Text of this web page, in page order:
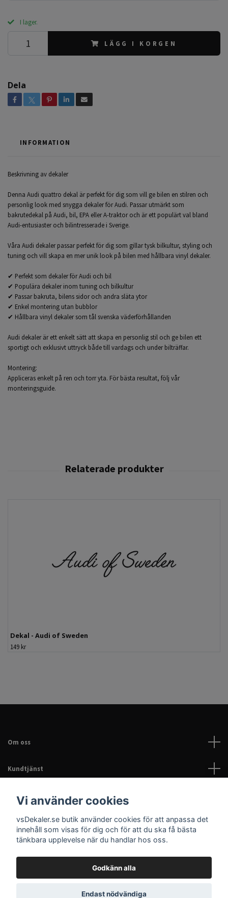
I lager.
LÄGG I KORGEN
Dela
INFORMATION
Beskrivning av dekaler
Denna Audi quattro dekal är perfekt för dig som vill ge bilen en stilren och
personlig look med snygga dekaler för Audi. Passar utmärkt som
bakrutedekal på Audi, bil, EPA eller A-traktor och är ett populärt val bland
Audi-entusiaster och bilintresserade i Sverige.
Våra Audi dekaler passar perfekt för dig som gillar tysk bilkultur, styling och
tuning och vill skapa en mer unik look på bilen med hållbara vinyl dekaler.
✔ Perfekt som dekaler för Audi och bil
✔ Populära dekaler inom tuning och bilkultur
✔ Passar bakruta, bilens sidor och andra släta ytor
✔ Enkel montering utan bubblor
✔ Hållbara vinyl dekaler som tål svenska väderförhållanden
Audi dekaler är ett enkelt sätt att skapa en personlig stil och ge bilen ett
sportigt och exklusivt uttryck både till vardags och under bilträffar.
Montering:
Appliceras enkelt på ren och torr yta. För bästa resultat, följ vår
monteringsguide.
Dekal - Audi of Sweden
149 kr
Om oss
Kundtjänst
Läs mer
Sociala medier
© 2026 Dekaler för bil, EPA & hem | Personliga dekaler |
Vi använder cookies
vsDekaler.se butik använder cookies för att anpassa det
innehåll som visas för dig och för att du ska få bästa
tänkbara upplevelse när du handlar hos oss.
Godkänn alla
Endast nödvändiga